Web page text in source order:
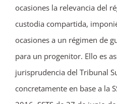
ocasiones la relevancia del
custodia compartida,
ocasiones a un régimen de
para un progenitor. Ello es
jurisprudencia del Tribunal
concretamente en base a la